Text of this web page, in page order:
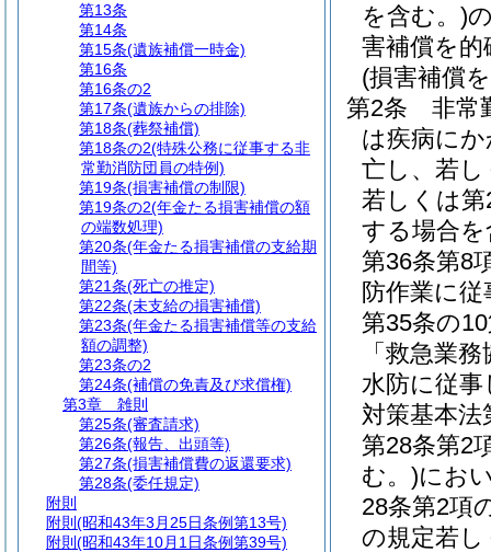
を含む。)
害補償を
(損害補償
第2条
非常
は疾病に
亡し、若
若しくは第
する場合
第36条第8
防作業に
第35条の
「救急業
水防に従事
対策基本法
第28条第2
む。)にお
28条第2項
の規定若
第13条
第14条
第15条(遺族補償一時金)
第16条
第16条の2
第17条(遺族からの排除)
第18条(葬祭補償)
第18条の2(特殊公務に従事する非
常勤消防団員の特例)
第19条(損害補償の制限)
第19条の2(年金たる損害補償の額
の端数処理)
第20条(年金たる損害補償の支給期
間等)
第21条(死亡の推定)
第22条(未支給の損害補償)
第23条(年金たる損害補償等の支給
額の調整)
第23条の2
第24条(補償の免責及び求償権)
第3章
雑則
第25条(審査請求)
第26条(報告、出頭等)
第27条(損害補償費の返還要求)
第28条(委任規定)
附則
附則 (昭和43年3月25日条例第13号)
附則 (昭和43年10月1日条例第39号)